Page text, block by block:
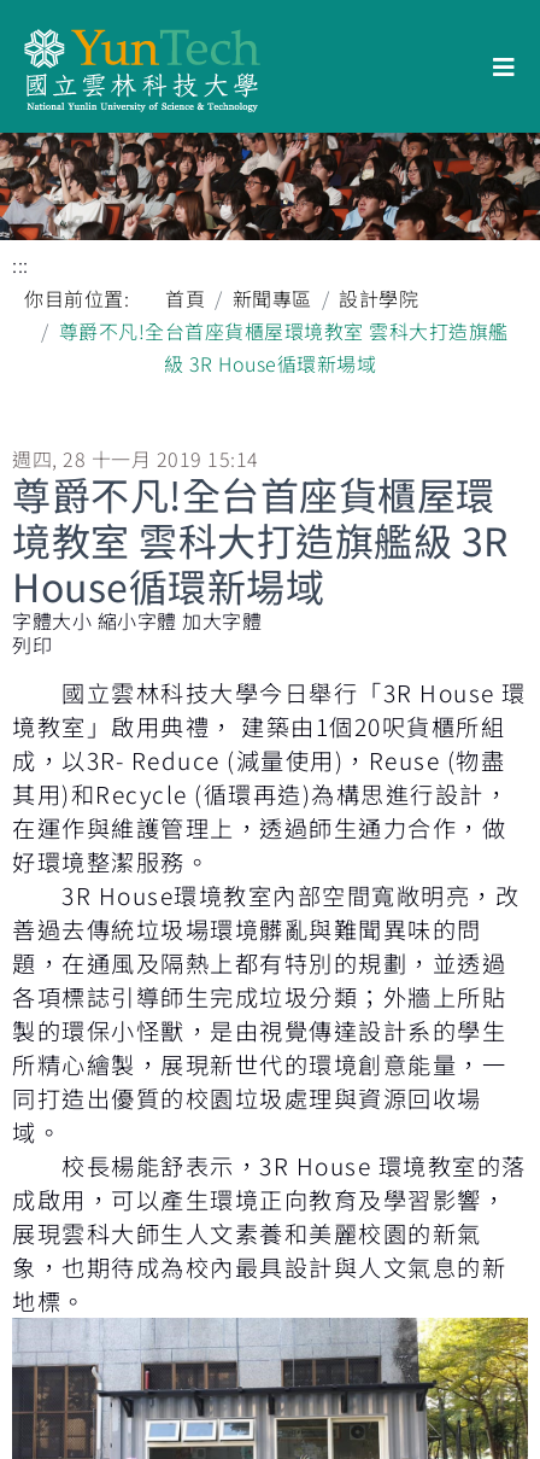
:::
你目前位置:
首頁 新聞專區
設計學院
尊爵不凡!全台首座貨櫃屋環境教室 雲科大打造旗艦
級 3R House循環新場域
週四, 28 十一月 2019 15:14
尊爵不凡!全台首座貨櫃屋環
境教室 雲科大打造旗艦級 3R
House循環新場域
字體大小 縮小字體 加大字體
列印
國立雲林科技大學今日舉行「3R House 環
境教室」啟用典禮， 建築由1個20呎貨櫃所組
成，以3R- Reduce (減量使用)，Reuse (物盡
其用)和Recycle (循環再造)為構思進行設計，
在運作與維護管理上，透過師生通力合作，做
好環境整潔服務。
3R House環境教室內部空間寬敞明亮，改
善過去傳統垃圾場環境髒亂與難聞異味的問
題，在通風及隔熱上都有特別的規劃，並透過
各項標誌引導師生完成垃圾分類；外牆上所貼
製的環保小怪獸，是由視覺傳達設計系的學生
所精心繪製，展現新世代的環境創意能量，一
同打造出優質的校園垃圾處理與資源回收場
域。
校長楊能舒表示，3R House 環境教室的落
成啟用，可以產生環境正向教育及學習影響，
展現雲科大師生人文素養和美麗校園的新氣
象，也期待成為校內最具設計與人文氣息的新
地標。